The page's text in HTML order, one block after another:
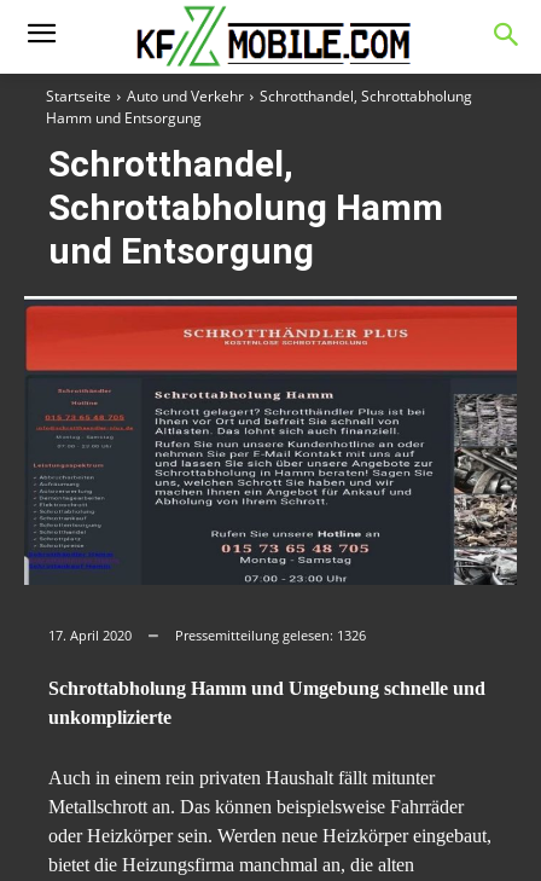
Startseite Auto und Verkehr
Schrotthandel, Schrottabholung
Hamm und Entsorgung
Schrotthandel,
Schrottabholung Hamm
und Entsorgung
17. April 2020 Pressemitteilung gelesen: 1326
Schrottabholung Hamm und Umgebung schnelle und
unkomplizierte
Auch in einem rein privaten Haushalt fällt mitunter
Metallschrott an. Das können beispielsweise Fahrräder
oder Heizkörper sein. Werden neue Heizkörper eingebaut,
bietet die Heizungsfirma manchmal an, die alten